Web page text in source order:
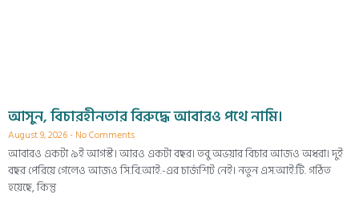
আসুন, বিচারহীনতার বিরুদ্ধে আবারও পথে নামি।
August 9, 2026 No Comments
আবারও একটা ৯ই আগস্ট। আরও একটা বছর। তবু অভয়ার বিচার আজও অধরা। দুই
বছর পেরিয়ে গেলেও আজও সি.বি.আই.-এর চার্জশিট নেই। নতুন এস.আই.টি. গঠিত
হয়েছে, কিন্তু